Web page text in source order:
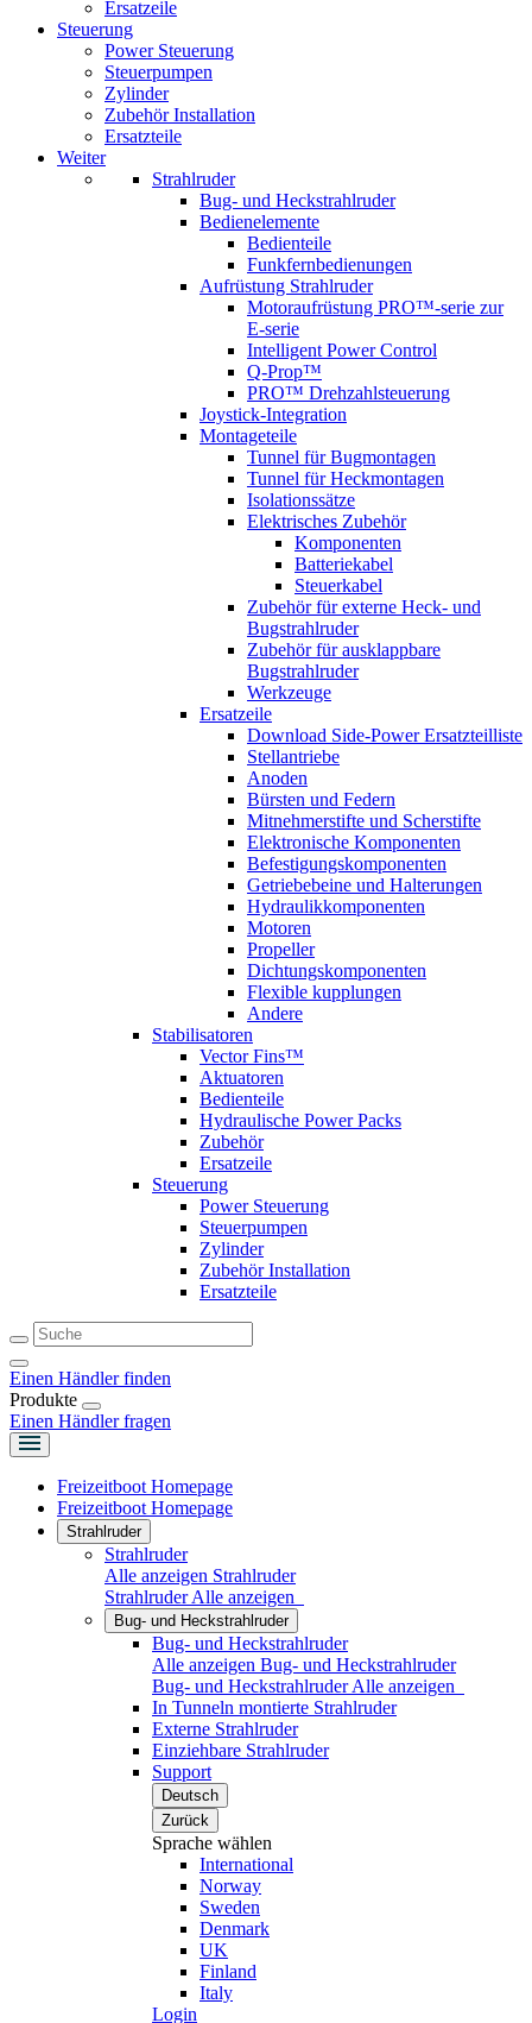
Ersatzeile
Steuerung
Power Steuerung
Steuerpumpen
Zylinder
Zubehör Installation
Ersatzteile
Weiter
Strahlruder
Bug- und Heckstrahlruder
Bedienelemente
Bedienteile
Funkfernbedienungen
Aufrüstung Strahlruder
Motoraufrüstung PRO™-serie zur
E-serie
Intelligent Power Control
Q-Prop™
PRO™ Drehzahlsteuerung
Joystick-Integration
Montageteile
Tunnel für Bugmontagen
Tunnel für Heckmontagen
Isolationssätze
Elektrisches Zubehör
Komponenten
Batteriekabel
Steuerkabel
Zubehör für externe Heck- und
Bugstrahlruder
Zubehör für ausklappbare
Bugstrahlruder
Werkzeuge
Ersatzeile
Download Side-Power Ersatzteilliste
Stellantriebe
Anoden
Bürsten und Federn
Mitnehmerstifte und Scherstifte
Elektronische Komponenten
Befestigungskomponenten
Getriebebeine und Halterungen
Hydraulikkomponenten
Motoren
Propeller
Dichtungskomponenten
Flexible kupplungen
Andere
Stabilisatoren
Vector Fins™
Aktuatoren
Bedienteile
Hydraulische Power Packs
Zubehör
Ersatzeile
Steuerung
Power Steuerung
Steuerpumpen
Zylinder
Zubehör Installation
Ersatzteile
Einen Händler finden
Produkte
Einen Händler fragen
Freizeitboot Homepage
Freizeitboot Homepage
Strahlruder
Strahlruder
Alle anzeigen Strahlruder
StrahlruderAlle anzeigen
Bug- und Heckstrahlruder
Bug- und Heckstrahlruder
Alle anzeigen Bug- und Heckstrahlruder
Bug- und HeckstrahlruderAlle anzeigen
In Tunneln montierte Strahlruder
Externe Strahlruder
Einziehbare Strahlruder
Support
Deutsch
Zurück
Sprache wählen
International
Norway
Sweden
Denmark
UK
Finland
Italy
Login